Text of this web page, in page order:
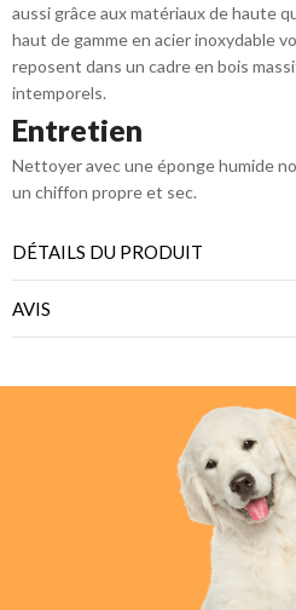
aussi grâce aux matériaux de haute
haut de gamme en acier inoxydable
reposent dans un cadre en bois
intemporels.
Entretien
Nettoyer avec une éponge humide
un chiffon propre et sec.
DÉTAILS DU PRODUIT
AVIS